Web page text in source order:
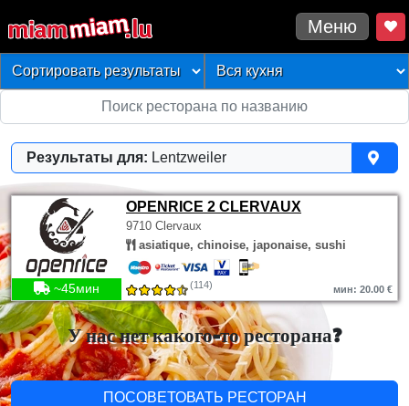
Меню
Результаты для: Lentzweiler
OPENRICE 2 CLERVAUX
9710 Clervaux
asiatique, chinoise, japonaise, sushi
~45мин (114) мин: 20.00 €
У нас нет какого-то ресторана?
ПОСОВЕТОВАТЬ РЕСТОРАН